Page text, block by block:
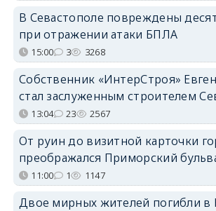
В Севастополе повреждены
при отражении атаки БПЛА
15:00 3 3268
Собственник «ИнтерСтроя»
стал заслуженным строителем
13:04 23 2567
От руин до визитной карточки
преображался Приморский
11:00 1 1147
Двое мирных жителей погибли в